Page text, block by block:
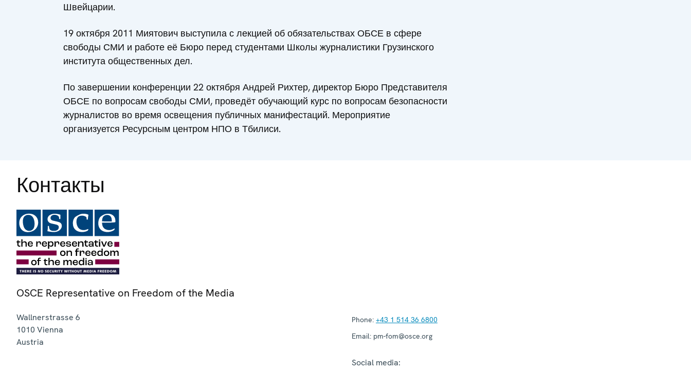
Швейцарии.
19 октября 2011 Миятович выступила с лекцией об обязательствах ОБСЕ в сфере
свободы СМИ и работе её Бюро перед студентами Школы журналистики Грузинского
института общественных дел.
По завершении конференции 22 октября Андрей Рихтер, директор Бюро Представителя
ОБСЕ по вопросам свободы СМИ, проведёт обучающий курс по вопросам безопасности
журналистов во время освещения публичных манифестаций. Мероприятие
организуется Ресурсным центром НПО в Тбилиси.
Контакты
OSCE Representative on Freedom of the Media
Wallnerstrasse 6
1010 Vienna
Austria
Phone: +43 1 514 36 6800
Email: pm-fom@osce.org
Social media: